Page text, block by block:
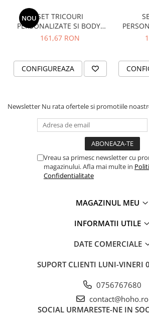
NOUSET TRICOURI
PERSONALIZATE SI BODY-
LOW BATERY
161,67 RON
CONFIGUREAZA
Newsletter Nu rata ofertele si promotiile
Vreau sa primesc newsletter cu
magazinului. Afla mai multe in
Confidentialitate
MAGAZINUL MEU
INFORMATII UTILE
DATE COMERCIALE
SUPORT CLIENTI LUNI-VINERI
0756767680
contact@hoho.ro
SOCIAL URMARESTE-NE IN